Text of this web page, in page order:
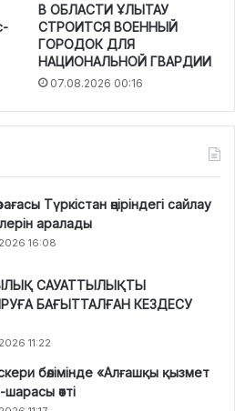
В ОБЛАСТИ ҰЛЫТАУ
СТРОИТСЯ ВОЕННЫЙ
ГОРОДОК ДЛЯ
НАЦИОНАЛЬНОЙ ГВАРДИИ
07.08.2026 00:16
Түркістан өңіріндегі сайлау
аралады
16:08
САУАТТЫЛЫҚТЫ
БАҒЫТТАЛҒАН КЕЗДЕСУ
11:22
бөлімінде «Алғашқы қызмет
шарасы өтті